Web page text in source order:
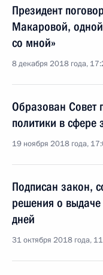
Президент
Макаровой, одной
со мной»
8 декабря 2018 года,
Образован Совет
политики в сфере
19 ноября 2018 года,
Подписан закон,
решения о
дней
31 октября 2018 года,